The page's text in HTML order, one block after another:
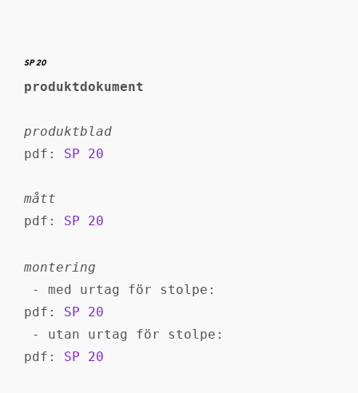
SP 20
produktdokument
produktblad
pdf: SP 20
mått
pdf: SP 20
pdf: SP 20
pdf: SP 20